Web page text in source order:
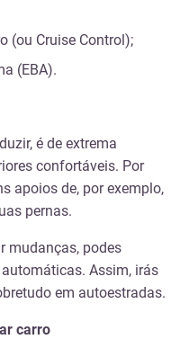
(ou Cruise Control);
(EBA).
é de extrema
confortáveis. Por
apoios de, por exemplo,
pernas.
mudanças, podes
Assim, irás
em autoestradas.
carro